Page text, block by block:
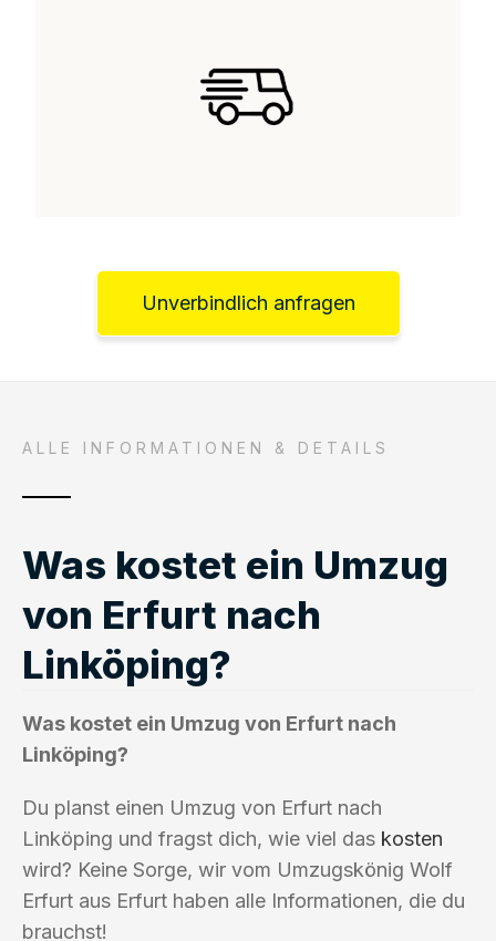
Unverbindlich anfragen
ALLE INFORMATIONEN & DETAILS
Was kostet ein Umzug
von Erfurt nach
Linköping?
Was kostet ein Umzug von Erfurt nach
Linköping?
Du planst einen Umzug von Erfurt nach
Linköping und fragst dich, wie viel das kosten
wird? Keine Sorge, wir vom Umzugskönig Wolf
Erfurt aus Erfurt haben alle Informationen, die du
brauchst!